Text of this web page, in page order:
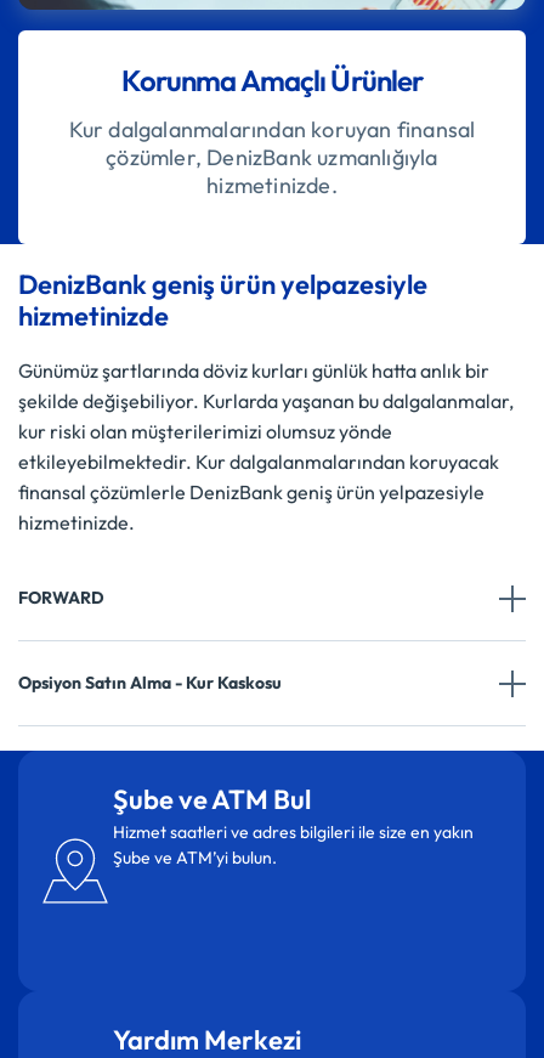
Korunma Amaçlı Ürünler
Kur dalgalanmalarından koruyan finansal
çözümler, DenizBank uzmanlığıyla
hizmetinizde.
DenizBank geniş ürün yelpazesiyle
hizmetinizde
Günümüz şartlarında döviz kurları günlük hatta anlık bir
şekilde değişebiliyor. Kurlarda yaşanan bu dalgalanmalar,
kur riski olan müşterilerimizi olumsuz yönde
etkileyebilmektedir. Kur dalgalanmalarından koruyacak
finansal çözümlerle DenizBank geniş ürün yelpazesiyle
hizmetinizde.
FORWARD
Opsiyon Satın Alma - Kur Kaskosu
Şube ve ATM Bul
Hizmet saatleri ve adres bilgileri ile size en yakın
Şube ve ATM’yi bulun.
Yardım Merkezi